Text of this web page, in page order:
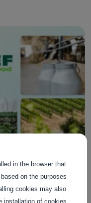
AI-framtid
in the browser that
on the purposes
cookies may also
installation of cookies